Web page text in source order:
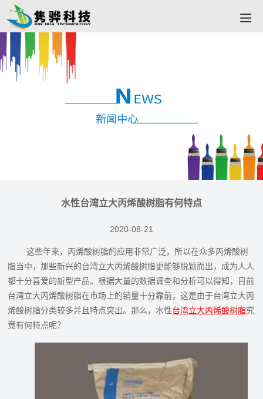
水性台湾立大丙烯酸树脂有何特点
2020-08-21
这些年来，丙烯酸树脂的应用非常广泛，所以在众多丙烯酸树
脂当中，那些新兴的台湾立大丙烯酸树脂‍更能够脱颖而出，成为人人
都十分喜爱的新型产品。根据大量的数据调查和分析可以得知，目前
台湾立大丙烯酸树脂在市场上的销量十分靠前，这是由于台湾立大丙
烯酸树脂分类较多并且特点突出。那么，水性台湾立大丙烯酸树脂究
竟有何特点呢？